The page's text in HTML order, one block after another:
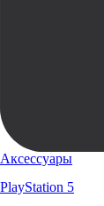
Аксессуары
PlayStation 5